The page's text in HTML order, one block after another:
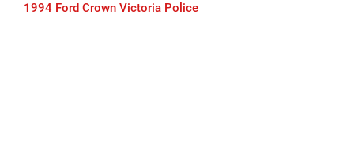
1994 Ford Crown Victoria Police